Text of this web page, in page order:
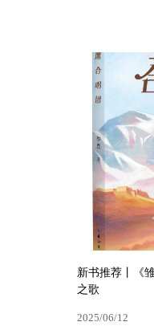
新书推荐丨《
之歌
2025/06/12